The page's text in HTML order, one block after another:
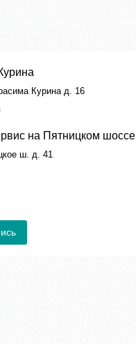
Курина д. 16
на Пятницком шоссе
ш. д. 41